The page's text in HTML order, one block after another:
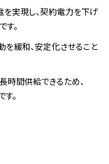
実現し、契約電力を下げ
。
緩和、安定化させること
時間供給できるため、
。